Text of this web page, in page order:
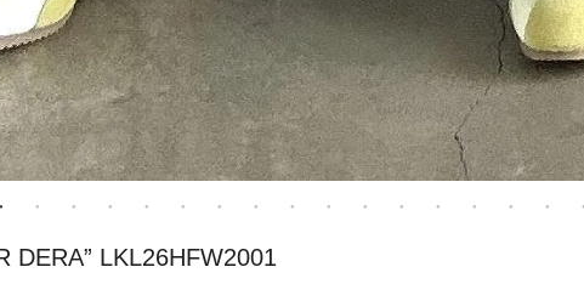
DERA” LKL26HFW2001